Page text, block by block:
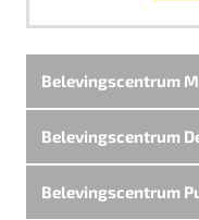
Belevingscentrum
Belevingscentrum
Belevingscentrum